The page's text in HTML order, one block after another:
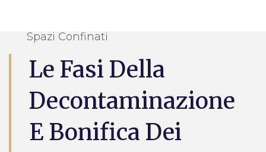
Spazi Confinati
Le Fasi Della
Decontaminazione
E Bonifica Dei